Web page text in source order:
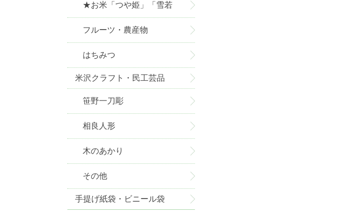
★お米「つや姫」「雪若
丸」お取り寄せ★
フルーツ・農産物
はちみつ
米沢クラフト・民工芸品
笹野一刀彫
相良人形
木のあかり
その他
手提げ紙袋・ビニール袋